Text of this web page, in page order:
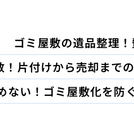
ゴミ屋敷の遺品整理
！片付けから売却まで
ない！ゴミ屋敷化を防